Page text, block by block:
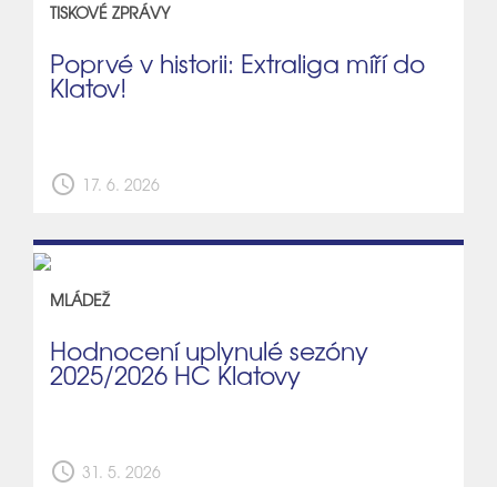
TISKOVÉ ZPRÁVY
Poprvé v historii: Extraliga míří do
Klatov!
schedule 17. 6. 2026
MLÁDEŽ
Hodnocení uplynulé sezóny
2025/2026 HC Klatovy
schedule 31. 5. 2026